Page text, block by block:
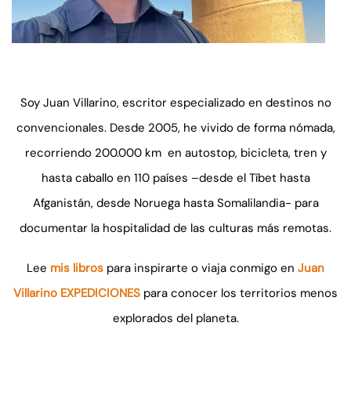
Soy Juan Villarino, escritor especializado en destinos no
convencionales. Desde 2005, he vivido de forma nómada,
recorriendo 200.000 km en autostop, bicicleta, tren y
hasta caballo en 110 países –desde el Tíbet hasta
Afganistán, desde Noruega hasta Somalilandia- para
documentar la hospitalidad de las culturas más remotas.
Lee mis libros para inspirarte o viaja conmigo en Juan
Villarino EXPEDICIONES para conocer los territorios menos
explorados del planeta.